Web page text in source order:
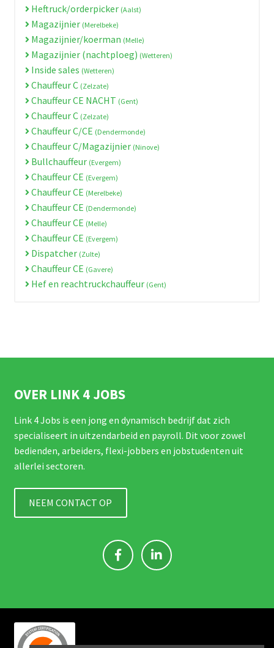
Heftruck/orderpicker (Aalst)
Magazijnier (Merelbeke)
Magazijnier/koerman (Melle)
Magazijnier (nachtploeg) (Wetteren)
Inside sales (Wetteren)
Chauffeur C (Zelzate)
Chauffeur CE NACHT (Gent)
Chauffeur C (Zelzate)
Chauffeur C/CE (Dendermonde)
Chauffeur C/Magazijnier (Ninove)
Bullchauffeur (Evergem)
Chauffeur CE (Evergem)
Chauffeur CE (Merelbeke)
Chauffeur CE (Dendermonde)
Chauffeur CE (Melle)
Chauffeur CE (Evergem)
Dispatcher (Zulte)
Chauffeur CE (Gavere)
Hef en reachtruckchauffeur (Gent)
OVER LINK 4 JOBS
Link 4 Jobs is een jong en dynamisch bedrijf dat zich
specialiseert in uitzendarbeid en payroll. Dit voor zowel
bedienden, arbeiders, flexi-jobbers en jobstudenten uit
allerlei sectoren.
NEEM CONTACT OP